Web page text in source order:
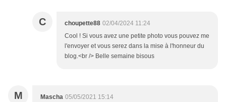
C choupette88 02/04/2024 11:24
Cool ! Si vous avez une petite photo vous pouvez me
l'envoyer et vous serez dans la mise à l'honneur du
blog.<br /> Belle semaine bisous
M Mascha 05/05/2021 15:14